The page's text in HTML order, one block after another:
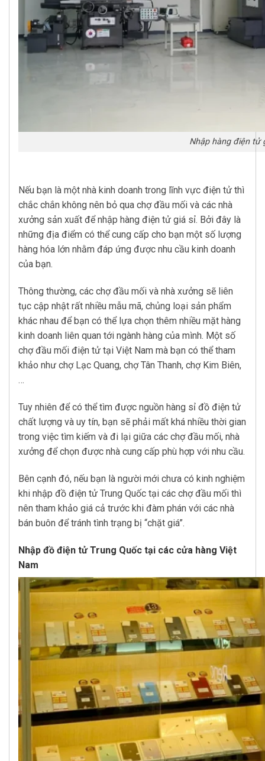
Nhập hàng điện tử
Nếu bạn là một nhà kinh doanh trong lĩnh vực điện tử thì
chắc chắn không nên bỏ qua chợ đầu mối và các nhà
xưởng sản xuất để nhập hàng điện tử giá sỉ. Bởi đây là
những địa điểm có thể cung cấp cho bạn một số lượng
hàng hóa lớn nhằm đáp ứng được nhu cầu kinh doanh
của bạn.
Thông thường, các chợ đầu mối và nhà xưởng sẽ liên
tục cập nhật rất nhiều mẫu mã, chủng loại sản phẩm
khác nhau để bạn có thể lựa chọn thêm nhiều mặt hàng
kinh doanh liên quan tới ngành hàng của mình. Một số
chợ đầu mối điện tử tại Việt Nam mà bạn có thể tham
khảo như chợ Lạc Quang, chợ Tân Thanh, chợ Kim Biên,
…
Tuy nhiên để có thể tìm được nguồn hàng sỉ đồ điện tử
chất lượng và uy tín, bạn sẽ phải mất khá nhiều thời gian
trong việc tìm kiếm và đi lại giữa các chợ đầu mối, nhà
xưởng để chọn được nhà cung cấp phù hợp với nhu cầu.
Bên cạnh đó, nếu bạn là người mới chưa có kinh nghiệm
khi nhập đồ điện tử Trung Quốc tại các chợ đầu mối thì
nên tham khảo giá cả trước khi đàm phán với các nhà
bán buôn để tránh tình trạng bị “chặt giá”.
Nhập đồ điện tử Trung Quốc tại các cửa hàng Việt
Nam